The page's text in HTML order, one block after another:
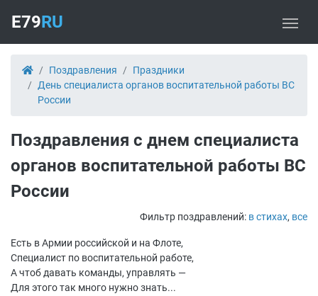
E79RU
Поздравления
Праздники
День специалиста органов воспитательной работы ВС
России
Поздравления с днем специалиста
органов воспитательной работы ВС
России
Фильтр поздравлений: в стихах, все
Есть в Армии российской и на Флоте,
Специалист по воспитательной работе,
А чтоб давать команды, управлять —
Для этого так много нужно знать...